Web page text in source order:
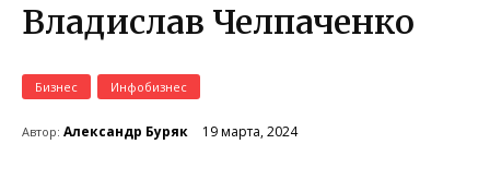
Владислав Челпаченко
Бизнес Инфобизнес
Автор: Александр Буряк 19 марта, 2024